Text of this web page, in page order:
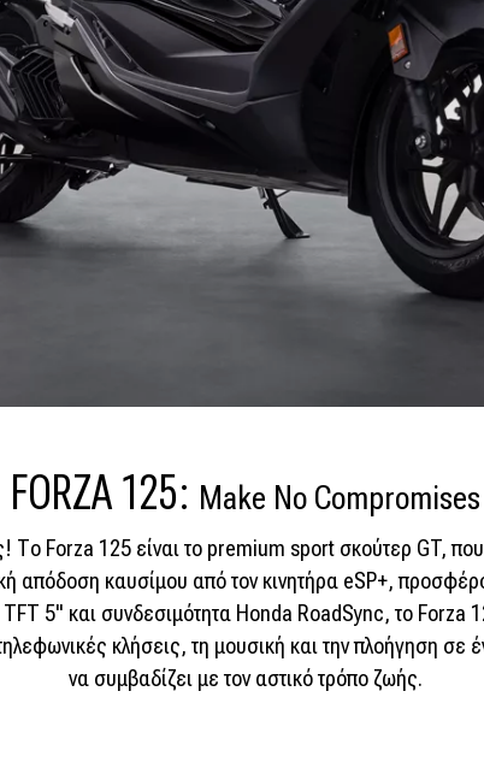
FORZA 125: Make No Compromises
Το Forza 125 είναι το premium sport σκούτερ GT,
απόδοση καυσίμου από τον κινητήρα eSP+,
5'' και συνδεσιμότητα Honda RoadSync, το Forza
κλήσεις, τη μουσική και την πλοήγηση σε
να συμβαδίζει με τον αστικό τρόπο ζωής.